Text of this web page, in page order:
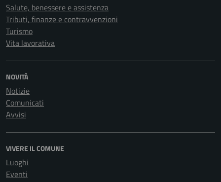
Salute, benessere e assistenza
Tributi, finanze e contravvenzioni
Turismo
Vita lavorativa
NOVITÀ
Notizie
Comunicati
Avvisi
VIVERE IL COMUNE
Luoghi
Eventi